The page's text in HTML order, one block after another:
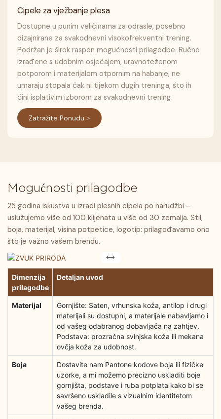
Cipele za vježbanje plesa
Dostupne u punim veličinama za odrasle, posebno
dizajnirane za svakodnevni visokofrekventni trening.
Podržan je širok raspon mogućnosti prilagodbe. Ručno
izrađene s udobnim osjećajem, uravnoteženom
potporom i materijalom otpornim na habanje, ne
umaraju stopala čak ni tijekom dugih treninga, što ih
čini isplativim izborom za svakodnevni trening.
Zatražite Ponudu >
Mogućnosti prilagodbe
25 godina iskustva u izradi plesnih cipela po narudžbi –
uslužujemo više od 100 klijenata u više od 30 zemalja. Stil,
boja, materijal, visina potpetice, logotip: prilagođavamo ono
što je važno vašem brendu.
Dimenzija
prilagodbe
Detaljan uvod
Materijal
Gornjište: Saten, vrhunska koža, antilop i drugi
materijali su dostupni, a materijale nabavljamo i
od vašeg odabranog dobavljača na zahtjev.
Podstava: prozračna svinjska koža ili mekana
ovčja koža za udobnost.
Boja
Dostavite nam Pantone kodove boja ili fizičke
uzorke, a mi možemo precizno uskladiti boje
gornjišta, podstave i ruba potplata kako bi se
savršeno uskladile s vizualnim identitetom
vašeg brenda.